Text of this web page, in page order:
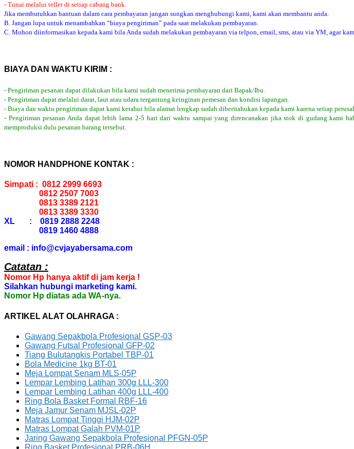
- Tunai melalui teller di setiap cabang bank.
Jika membutuhkan bantuan dalam cara pembayaran jangan sungkan menghubungi kami, kami akan membantu anda.
B. Jangan lupa untuk menambahkan “biaya pengiriman” pada saat melakukan pembayaran.
C. Mohon diinformasikan kepada kami bila Anda sudah melakukan pembayaran via telpon, email, sms, atau via YM, agar
BIAYA DAN WAKTU KIRIM :
- Pengiriman pesanan dapat dilakukan bila kami sudah menerima pembayaran dari Bapak/Ibu.
- Pengiriman dapat melalui darat, laut atau udara tergantung keinginan pemesan dan kondisi lapangan.
- Biaya dan waktu pengiriman dapat kami ketahui bila alamat lengkap sudah diberitahukan kepada kami karena setiap
- Pengiriman pesanan Anda dapat lebih lama 2-5 hari dari waktu sampai yang direncanakan jika stok di gudang kami
memproduksi dulu pesanan barang tersebut.
NOMOR HANDPHONE KONTAK :
Simpati : 0812 2999 6693
0812 2507 7003
0813 3389 2121
0813 3389 3330
XL : 0819 2888 2248
0819 1460 4888
email : info@cvjayabersama.com
Catatan :
Nomor Hp hanya aktif di jam kerja !
Silahkan hubungi marketing kami.
Nomor Hp diatas ada WA-nya.
ARTIKEL ALAT OLAHRAGA :
Gawang Sepakbola Profesional GSP-03
Gawang Futsal Profesional GFP-02
Tiang Bulutangkis Portabel TBP-01
Bola Medicine 1kg BT-01
Meja Lompat Senam MLS-05P
Lempar Lembing Latihan 300g LLL-300
Lempar Lembing Latihan 400g LLL-400
Ring Bola Basket Formal RBF-16
Meja Jamur Senam MJSL-02P
Matras Lompat Tinggi HJM-02P
Matras Lompat Galah PVM-01P
Jaring Gawang Sepakbola Profesional PFGN-05P
Ring Basket Profesional PRB-06H